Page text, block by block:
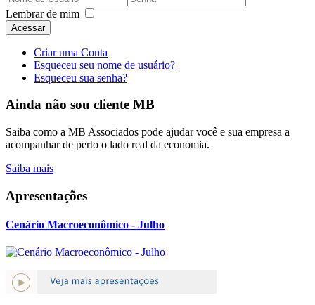
Lembrar de mim
Acessar
Criar uma Conta
Esqueceu seu nome de usuário?
Esqueceu sua senha?
Ainda não sou cliente MB
Saiba como a MB Associados pode ajudar você e sua empresa a
acompanhar de perto o lado real da economia.
Saiba mais
Apresentações
Cenário Macroeconômico - Julho